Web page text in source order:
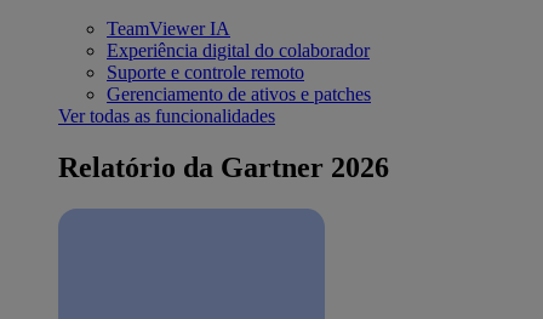
TeamViewer IA
Experiência digital do colaborador
Suporte e controle remoto
Gerenciamento de ativos e patches
Ver todas as funcionalidades
Relatório da Gartner 2026